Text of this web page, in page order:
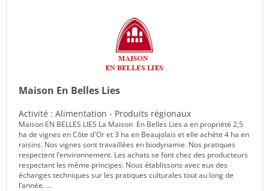
Maison En Belles Lies
Activité : Alimentation - Produits régionaux
Maison EN BELLES LIES La Maison En Belles Lies a en propriété 2,5
ha de vignes en Côte d'Or et 3 ha en Beaujolais et elle achète 4 ha en
raisins. Nos vignes sont travaillées en biodynamie. Nos pratiques
respectent l’environnement. Les achats se font chez des producteurs
respectant les même principes. Nous établissons avec eux des
échanges techniques sur les pratiques culturales tout au long de
l’année. ...